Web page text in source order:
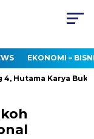
EKONOMI –
Karya